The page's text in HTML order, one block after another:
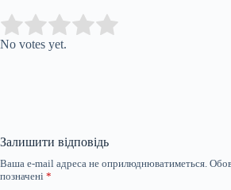
Rate this item:
No votes yet.
Залишити відповідь
Ваша e-mail адреса не оприлюднюватиметься.
позначені *